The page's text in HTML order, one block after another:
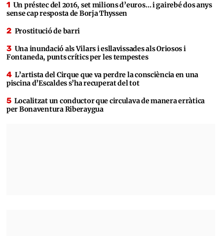
Un préstec del 2016, set milions d’euros… i gairebé dos anys
sense cap resposta de Borja Thyssen
Prostitució de barri
Una inundació als Vilars i esllavissades als Oriosos i
Fontaneda, punts crítics per les tempestes
L’artista del Cirque que va perdre la consciència en una
piscina d’Escaldes s’ha recuperat del tot
Localitzat un conductor que circulava de manera erràtica
per Bonaventura Riberaygua